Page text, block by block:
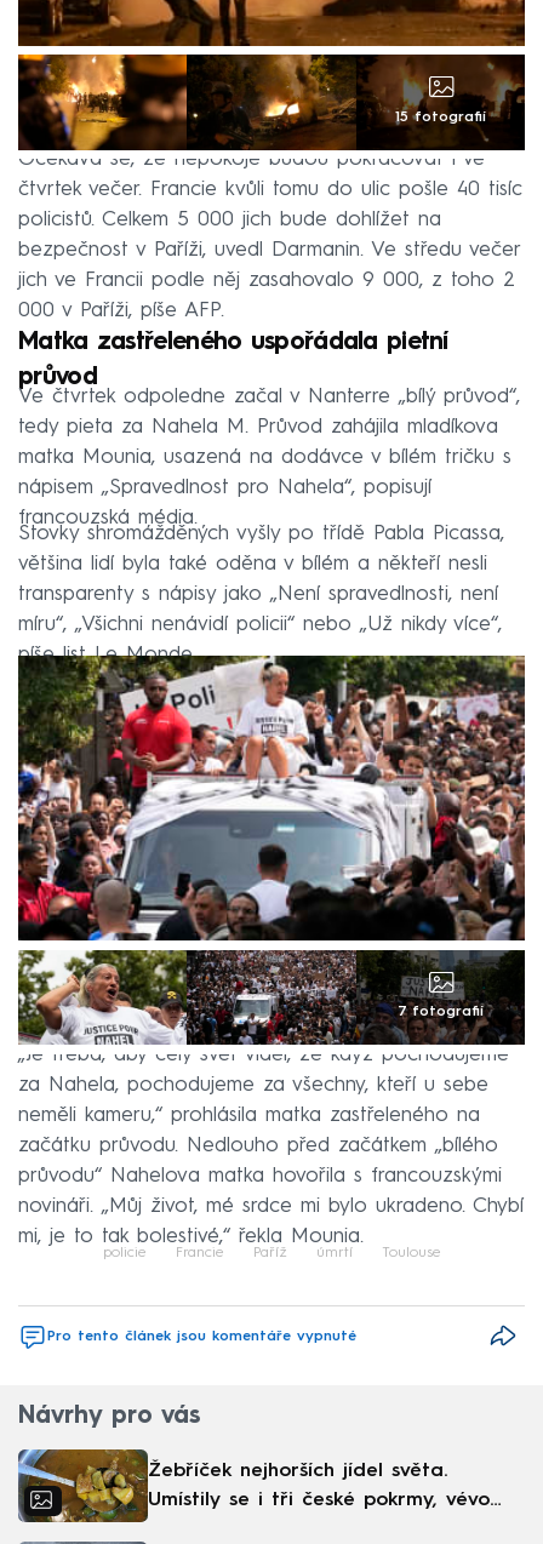
15 fotografií
Očekává se, že nepokoje budou pokračovat i ve
čtvrtek večer. Francie kvůli tomu do ulic pošle 40 tisíc
policistů. Celkem 5 000 jich bude dohlížet na
bezpečnost v Paříži, uvedl Darmanin. Ve středu večer
jich ve Francii podle něj zasahovalo 9 000, z toho 2
000 v Paříži, píše AFP.
Matka zastřeleného uspořádala pietní
průvod
Ve čtvrtek odpoledne začal v Nanterre „bílý průvod“,
tedy pieta za Nahela M. Průvod zahájila mladíkova
matka Mounia, usazená na dodávce v bílém tričku s
nápisem „Spravedlnost pro Nahela“, popisují
francouzská média.
Stovky shromážděných vyšly po třídě Pabla Picassa,
většina lidí byla také oděna v bílém a někteří nesli
transparenty s nápisy jako „Není spravedlnosti, není
míru“, „Všichni nenávidí policii“ nebo „Už nikdy více“,
píše list Le Monde.
7 fotografií
„Je třeba, aby celý svět viděl, že když pochodujeme
za Nahela, pochodujeme za všechny, kteří u sebe
neměli kameru,“ prohlásila matka zastřeleného na
začátku průvodu. Nedlouho před začátkem „bílého
průvodu“ Nahelova matka hovořila s francouzskými
novináři. „Můj život, mé srdce mi bylo ukradeno. Chybí
mi, je to tak bolestivé,“ řekla Mounia.
policie Francie Paříž úmrtí Toulouse
Pro tento článek jsou komentáře vypnuté
Návrhy pro vás
Žebříček nejhorších jídel světa.
Umístily se i tři české pokrmy, vévodí